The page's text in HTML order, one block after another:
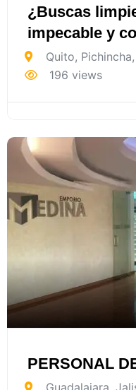
¿Buscas
impecable y
Quito, Pichincha,
196 views
PERSONAL
Guadalajara,